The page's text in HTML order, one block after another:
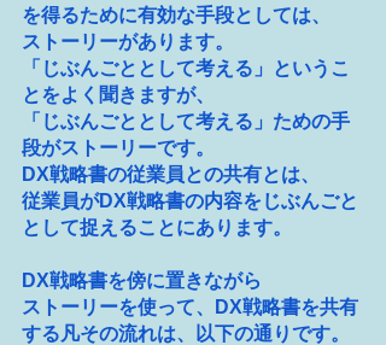
を得るために有効な手段としては、
ストーリーがあります。
「じぶんごととして考える」というこ
とをよく聞きますが、
「じぶんごととして考える」ための手
段がストーリーです。
DX戦略書の従業員との共有とは、
従業員がDX戦略書の内容をじぶんごと
として捉えることにあります。
DX戦略書を傍に置きながら
ストーリーを使って、DX戦略書を共有
する凡その流れは、以下の通りです。